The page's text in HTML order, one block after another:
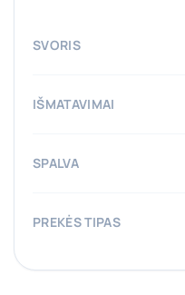
SVORIS
IŠMATAVIMAI
SPALVA
PREKĖS TIPAS